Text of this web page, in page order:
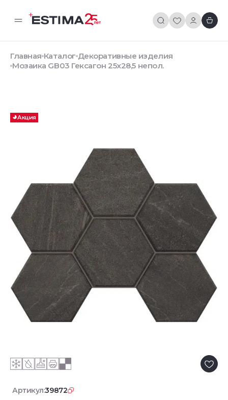
Главная Каталог Декоративные изделия
Мозаика GB03 Гексагон 25x28,5 непол.
Акция
Артикул:39872